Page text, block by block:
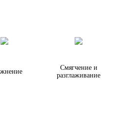
Смягчение и
разглаживание